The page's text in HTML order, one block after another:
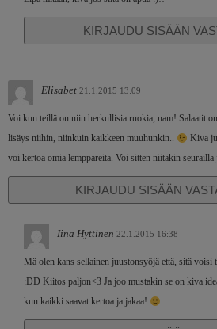
KIRJAUDU SISÄÄN
Elisabet 21.1.2015 13:09
Voi kun teillä on niin herkullisia ruokia, nam! Salaatit
lisäys niihin, niinkuin kaikkeen muuhunkin..
Kiva
voi kertoa omia lemppareita. Voi sitten niitäkin
KIRJAUDU SISÄÄN
Iina Hyttinen 22.1.2015 16:38
Mä olen kans sellainen juustonsyöjä että, sitä voisi
:DD Kiitos paljon<3 Ja joo mustakin se on kiva
kun kaikki saavat kertoa ja jakaa!